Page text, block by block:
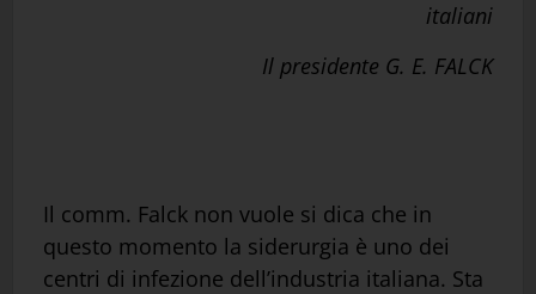
italiani
Il presidente G. E. FALCK
Il comm. Falck non vuole si dica che in
questo momento la siderurgia è uno dei
centri di infezione dell’industria italiana. Sta